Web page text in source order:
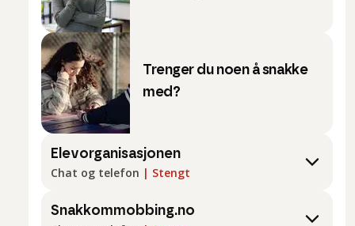
Trenger du noen å snakke
med?
Elevorganisasjonen
Chat og telefon | Stengt
Snakkommobbing.no